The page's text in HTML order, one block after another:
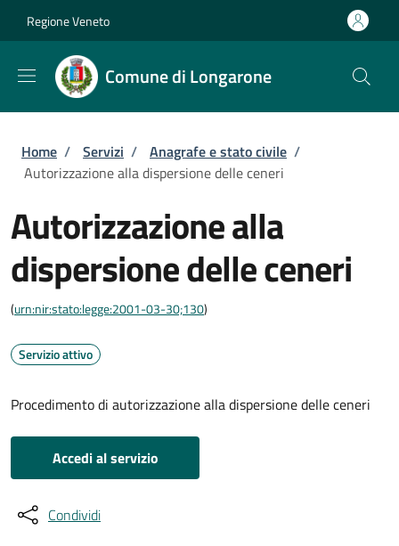
Regione Veneto
Comune di Longarone
Briciole di pane
Home / Servizi / Anagrafe e stato civile /
Autorizzazione alla dispersione delle ceneri
Autorizzazione alla
dispersione delle ceneri
(urn:nir:stato:legge:2001-03-30;130)
Servizio attivo
Procedimento di autorizzazione alla dispersione delle ceneri
Accedi al servizio
Condividi